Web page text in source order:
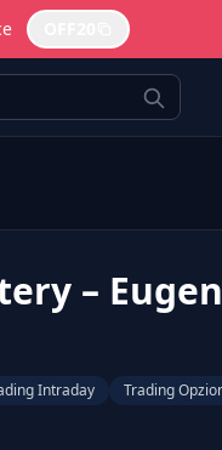
–
Intraday Trading